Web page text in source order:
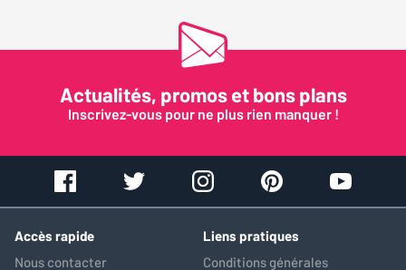
Actualités, promos et bons plans
Inscrivez-vous pour ne plus rien manquer !
Accès rapide
Nous contacter
Liens pratiques
Conditions générales